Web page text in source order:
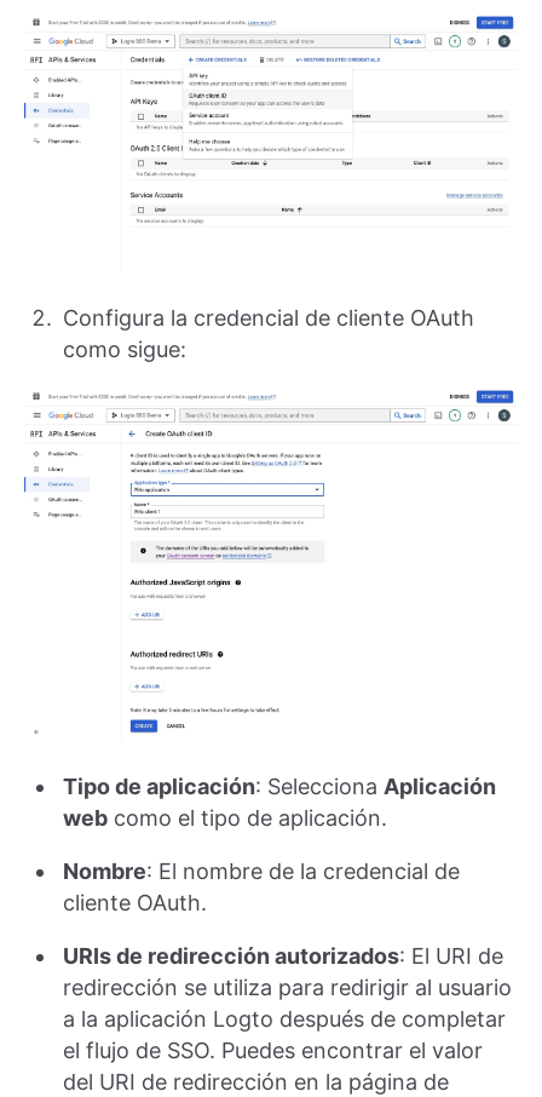
Configura la credencial de cliente OAuth
como sigue:
Tipo de aplicación: Selecciona Aplicación
web como el tipo de aplicación.
Nombre: El nombre de la credencial de
cliente OAuth.
URIs de redirección autorizados: El URI de
redirección se utiliza para redirigir al usuario
a la aplicación Logto después de completar
el flujo de SSO. Puedes encontrar el valor
del URI de redirección en la página de